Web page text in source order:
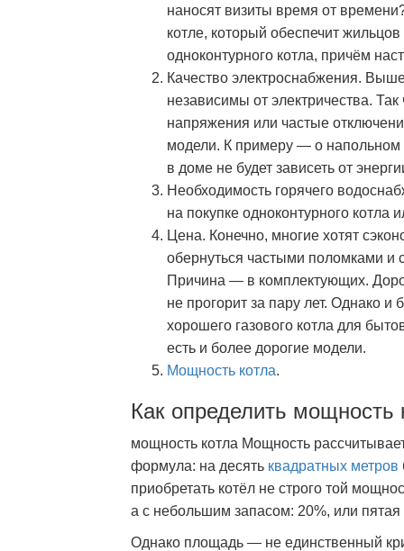
наносят визиты время от
котле, который обеспечит
одноконтурного котла, причём
Качество электроснабжения.
независимы от электричества.
напряжения или частые
модели. К примеру — о напольном
в доме не будет зависеть от
Необходимость горячего
на покупке одноконтурного котла
Цена. Конечно, многие хотят
обернуться частыми поломками и
Причина — в комплектующих.
не прогорит за пару лет. Однако и
хорошего газового котла для
есть и более дорогие модели.
Мощность котла.
Как определить мощность
мощность котла Мощность
формула: на десять квадратных метров
приобретать котёл не строго той
а с небольшим запасом: 20%, или пятая
Однако площадь — не единственный